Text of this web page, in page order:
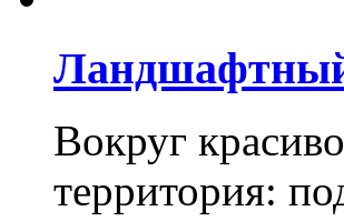
Вокруг
территория: